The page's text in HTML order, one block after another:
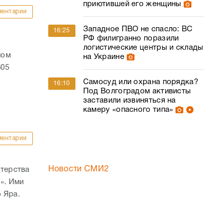
Ими
Яра.
приютившей его женщины
16:25
Западное ПВО не спасло: ВС
РФ филигранно поразили
логистические центры и склады
на Украине
16:10
Самосуд или охрана порядка?
Под Волгоградом активисты
заставили извиняться на
камеру «опасного типа»
Новости СМИ2